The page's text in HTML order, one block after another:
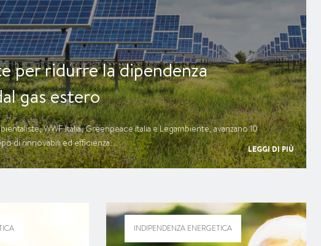
per ridurre la dipendenza
gas estero
WWF Italia, Greenpeace Italia e Legambiente, avanzano 10
di rinnovabili ed efficienza…
LEGGI DI PIÙ
INDIPENDENZA ENERGETICA